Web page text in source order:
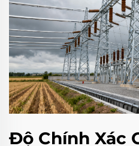
Độ Chính Xác